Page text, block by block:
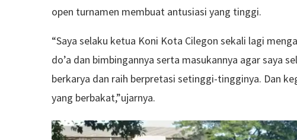
open turnamen membuat antusiasi yang tinggi.
“Saya selaku ketua Koni Kota Cilegon sekali lagi
do’a dan bimbingannya serta masukannya agar saya
berkarya dan raih berpretasi setinggi-tingginya. Dan
yang berbakat,”ujarnya.